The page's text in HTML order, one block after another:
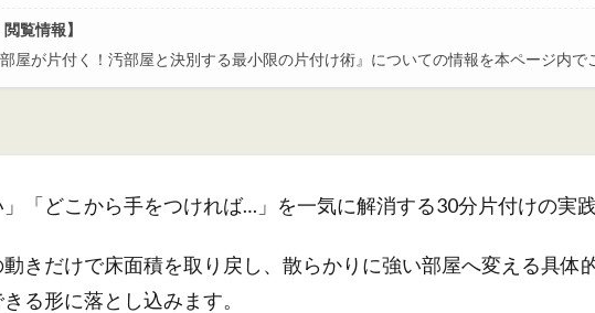
覧情報】
屋が片付く！汚部屋と決別する最小限の片付け術』についての情報を本ページ内で
」「どこから手をつければ…」を一気に解消する30分片付けの実践
きだけで床面積を取り戻し、散らかりに強い部屋へ変える具体
る形に落とし込みます。